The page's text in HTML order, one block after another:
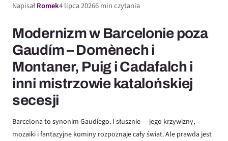
NapisałRomek4 lipca 20266 min czytania
Modernizm w Barcelonie poza
Gaudím – Domènech i
Montaner, Puig i Cadafalch i
inni mistrzowie katalońskiej
secesji
Barcelona to synonim Gaudíego. I słusznie — jego krzywizny,
mozaiki i fantazyjne kominy rozpoznaje cały świat. Ale prawda jest